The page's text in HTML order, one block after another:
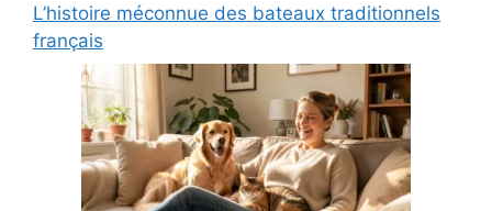
L’histoire méconnue des bateaux traditionnels
français